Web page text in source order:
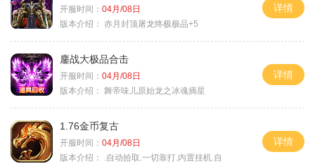
开服时间： 04月/08日
版本介绍： 赤月封顶屠龙终极极品+5
详情
鏖战大极品合击
开服时间： 04月/08日
版本介绍： 舞帝味儿原始龙之冰魂摘星
详情
1.76金币复古
开服时间： 04月/08日
版本介绍：
.自动拾取.一切靠打.内置挂机.自
详情